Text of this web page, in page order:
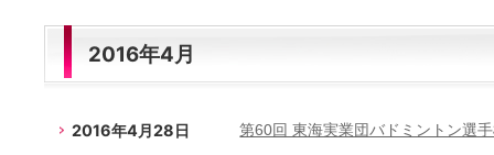
2016年4月
2016年4月28日 第60回 東海実業団バドミントン選